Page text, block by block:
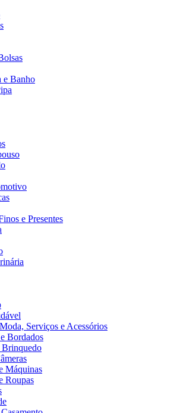
e Banho
e Presentes
Serviços e Acessórios
Bordados
Brinquedo
Máquinas
Roupas